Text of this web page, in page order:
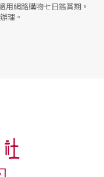
用網路購物七日鑑賞期 。
辦理。